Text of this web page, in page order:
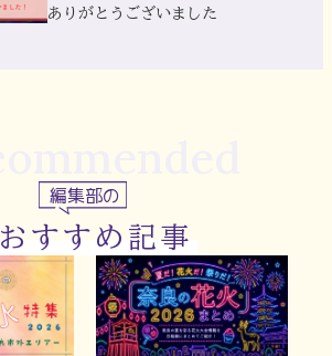
ありがとうございました
編集部の
おすすめ記事